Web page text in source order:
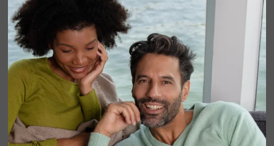
Domov
Luxusné dámske kašmírové svetre
Dámske kašmírové svetre na zips